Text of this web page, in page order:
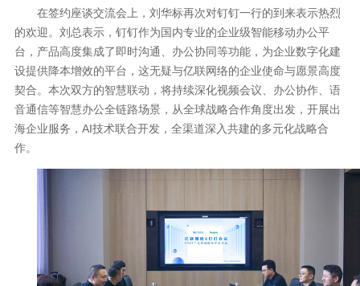
在签约座谈交流会上，刘华标再次对钉钉一行的到来表示热烈
的欢迎。刘总表示，钉钉作为国内专业的企业级智能移动办公平
台，产品高度集成了即时沟通、办公协同等功能，为企业数字化建
设提供降本增效的平台，这无疑与亿联网络的企业使命与愿景高度
契合。本次双方的智慧联动，将持续深化视频会议、办公协作、语
音通信等智慧办公全链路场景，从全球战略合作角度出发，开展出
海企业服务，AI技术联合开发，全渠道深入共建的多元化战略合
作。